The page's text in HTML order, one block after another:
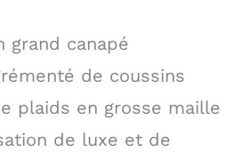
grand canapé
de coussins
plaids en grosse maille
de luxe et de